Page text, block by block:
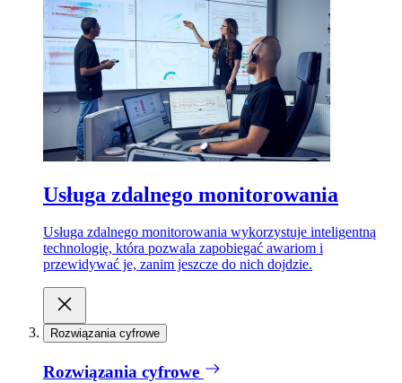
Usługa zdalnego monitorowania
Usługa zdalnego monitorowania wykorzystuje inteligentną
technologię, która pozwala zapobiegać awariom i
przewidywać je, zanim jeszcze do nich dojdzie.
Rozwiązania cyfrowe
Rozwiązania cyfrowe